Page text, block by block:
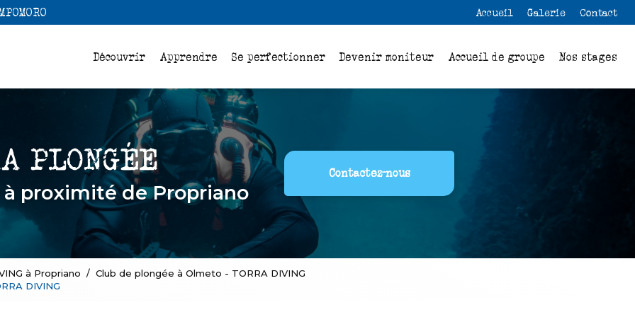
Accueil Galerie
Contact
Découvrir Apprendre Se perfectionner Devenir moniteur Accueil de groupe Nos stages
à proximité de Propriano
Contactez-nous
à Propriano
Club de plongée à Olmeto - TORRA DIVING
DIVING